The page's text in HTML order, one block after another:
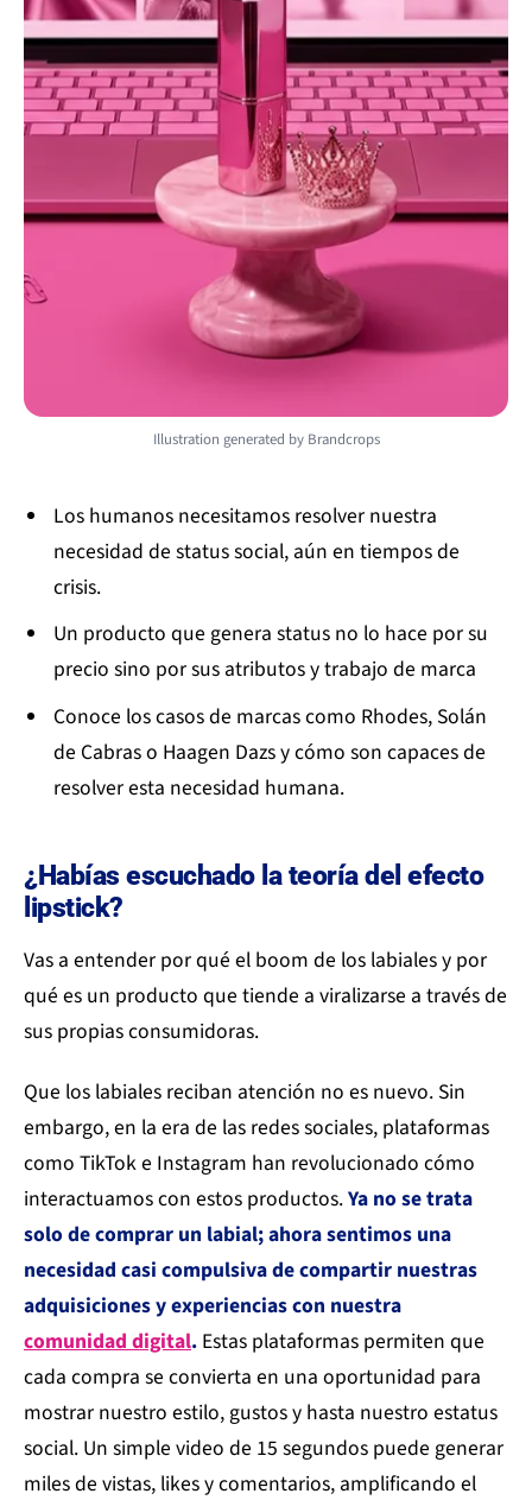
Illustration generated by Brandcrops
Los humanos necesitamos resolver nuestra
necesidad de status social, aún en tiempos de
crisis.
Un producto que genera status no lo hace por su
precio sino por sus atributos y trabajo de marca
Conoce los casos de marcas como Rhodes, Solán
de Cabras o Haagen Dazs y cómo son capaces de
resolver esta necesidad humana.
¿Habías escuchado la teoría del efecto
lipstick?
Vas a entender por qué el boom de los labiales y por
qué es un producto que tiende a viralizarse a través de
sus propias consumidoras.
Que los labiales reciban atención no es nuevo. Sin
embargo, en la era de las redes sociales, plataformas
como TikTok e Instagram han revolucionado cómo
interactuamos con estos productos.Ya no se trata
solo de comprar un labial; ahora sentimos una
necesidad casi compulsiva de compartir nuestras
adquisiciones y experiencias con nuestra
comunidad digital. Estas plataformas permiten que
cada compra se convierta en una oportunidad para
mostrar nuestro estilo, gustos y hasta nuestro estatus
social. Un simple video de 15 segundos puede generar
miles de vistas, likes y comentarios, amplificando el